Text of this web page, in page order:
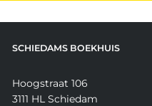
SCHIEDAMS BOEKHUIS
Hoogstraat 106
3111 HL Schiedam